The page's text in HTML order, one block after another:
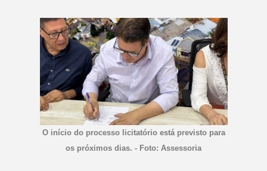
O início do processo licitatório está previsto para
os próximos dias. - Foto: Assessoria